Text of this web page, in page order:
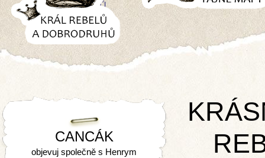
KRÁL REBELŮ
A
DOBRODRUHŮ
CANCÁK
objevuj společně s Henrym